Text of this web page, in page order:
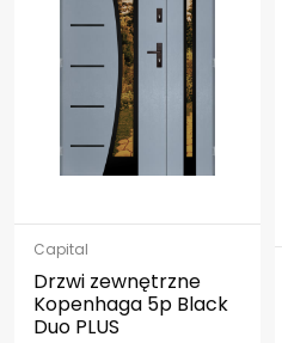
Capital
Drzwi zewnętrzne
Kopenhaga 5p Black
Duo PLUS